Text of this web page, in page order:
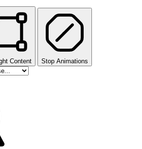
Content Stop Animations